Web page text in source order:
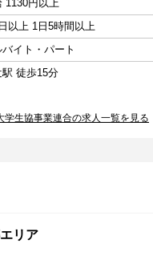
1130円以上
以上 1日5時間以上
バイト・パート
駅 徒歩15分
学生協事業連合の求人一覧を見る
リア